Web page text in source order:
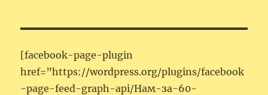
[facebook-page-plugin
href=”https://wordpress.org/plugins/facebook
-page-feed-graph-api/Нам-за-60-